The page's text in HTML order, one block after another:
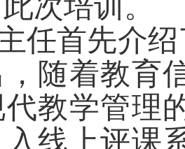
任首先介绍
随着教育
教学管理
线上评课